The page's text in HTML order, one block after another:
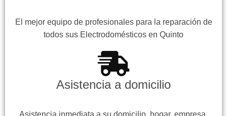
El mejor equipo de profesionales para la reparación de
todos sus Electrodomésticos en Quinto
Asistencia a domicilio